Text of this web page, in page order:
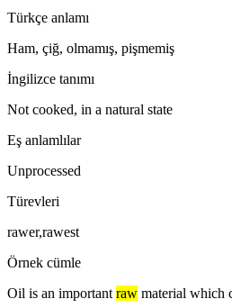
Türkçe anlamı
Ham, çiğ, olmamış, pişmemiş
İngilizce tanımı
Not cooked, in a natural state
Eş anlamlılar
Unprocessed
Türevleri
rawer,rawest
Örnek cümle
Oil is an important raw material which